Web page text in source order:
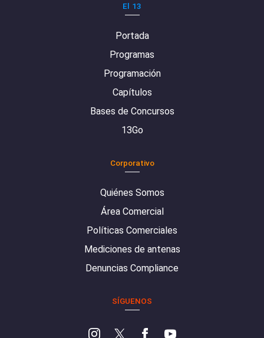
El 13
Portada
Programas
Programación
Capítulos
Bases de Concursos
13Go
Corporativo
Quiénes Somos
Área Comercial
Políticas Comerciales
Mediciones de antenas
Denuncias Compliance
SÍGUENOS